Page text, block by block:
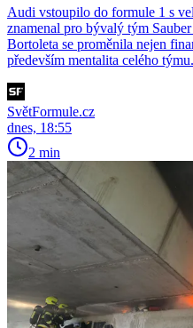
Audi vstoupilo do formule 1 s
znamenal pro bývalý tým
Bortoleta se proměnila nejen
především mentalita celého týmu.
SvětFormule.cz
dnes, 18:55
2 min